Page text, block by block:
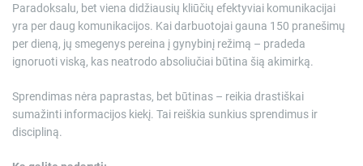
Paradoksalu, bet viena didžiausių kliūčių efektyviai komunikacijai
yra per daug komunikacijos. Kai darbuotojai gauna 150 pranešimų
per dieną, jų smegenys pereina į gynybinį režimą – pradeda
ignoruoti viską, kas neatrodo absoliučiai būtina šią akimirką.
Sprendimas nėra paprastas, bet būtinas – reikia drastiškai
sumažinti informacijos kiekį. Tai reiškia sunkius sprendimus ir
discipliną.